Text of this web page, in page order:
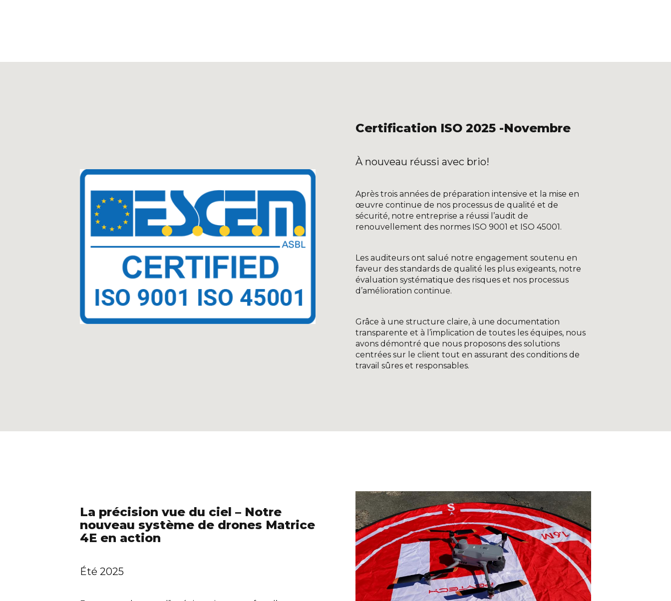
Certification ISO 2025 -Novembre
À nouveau réussi avec brio!
Après trois années de préparation intensive et la mise en
œuvre continue de nos processus de qualité et de
sécurité, notre entreprise a réussi l’audit de
renouvellement des normes ISO 9001 et ISO 45001.
Les auditeurs ont salué notre engagement soutenu en
faveur des standards de qualité les plus exigeants, notre
évaluation systématique des risques et nos processus
d’amélioration continue.
Grâce à une structure claire, à une documentation
transparente et à l’implication de toutes les équipes, nous
avons démontré que nous proposons des solutions
centrées sur le client tout en assurant des conditions de
travail sûres et responsables.
La précision vue du ciel – Notre
nouveau système de drones Matrice
4E en action
Été 2025